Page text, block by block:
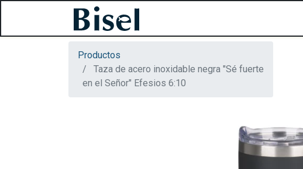
Productos
Taza de acero inoxidable negra "Sé fuerte
en el Señor" Efesios 6:10